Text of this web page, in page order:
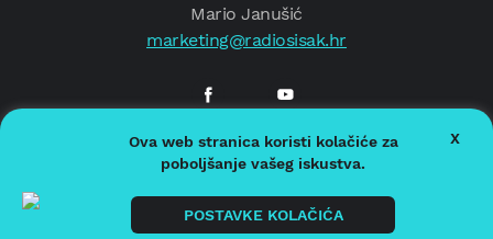
Mario Janušić
marketing@radiosisak.hr
© 2026.Radio Sisak
Politika privatnosti
Politika kolačića
Ova web stranica koristi kolačiće za
poboljšanje vašeg iskustva.
POSTAVKE KOLAČIĆA
X